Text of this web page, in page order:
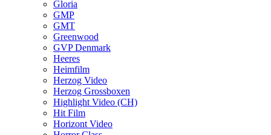
Gloria
GMP
GMT
Greenwood
GVP Denmark
Heeres
Heimfilm
Herzog Video
Herzog Grossboxen
Highlight Video (CH)
Hit Film
Horizont Video